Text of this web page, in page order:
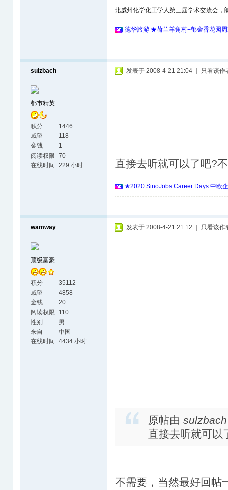
北威州化学化工学人第三届学术交流会
德华旅游 ★荷兰羊角村+郁金香花园
sulzbach
都市精英
积分
1446
威望
118
金钱
1
阅读权限 70
在线时间 229 小时
发表于 2008-4-21 21:04 只看该作
直接去听就可以了吧?
★2020 SinoJobs Career Days 中欧
wamway
顶级富豪
积分
35112
威望
4858
金钱
20
阅读权限
110
性别
男
来自
中国
在线时间
4434 小时
发表于 2008-4-21 21:12 只看该作
原帖由 sulzbach
直接去听就可以
不需要，当然最好回帖